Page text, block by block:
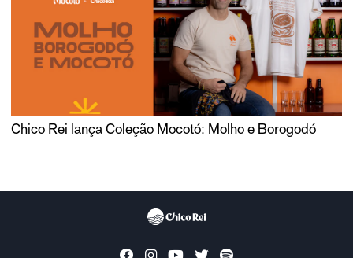
Chico Rei lança Coleção Mocotó: Molho e Borogodó